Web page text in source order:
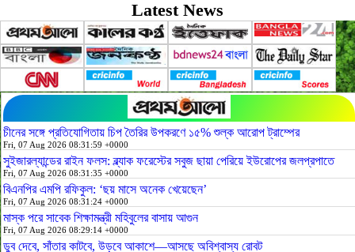
Latest News
চীনের সঙ্গে প্রতিযোগিতায় চিপ তৈরির উপকরণে ১৫% শুল্ক আরোপ ট্রাম্পের
Fri, 07 Aug 2026 08:31:59 +0000
সুইজারল্যান্ডের রাইন ফলস: ব্ল্যাক ফরেস্টের সবুজ ছায়া পেরিয়ে ইউরোপের জলপ্রপাতে
Fri, 07 Aug 2026 08:31:35 +0000
বিএনপির এমপি রফিকুল: ‘ছয় মাসে অনেক খেয়েছেন’
Fri, 07 Aug 2026 08:31:24 +0000
মাস্ক পরে সাবেক শিক্ষামন্ত্রী মহিবুলের বাসায় আগুন
Fri, 07 Aug 2026 08:29:14 +0000
ডুব দেবে, সাঁতার কাটবে, উড়বে আকাশে—আসছে অবিশ্বাস্য রোবট